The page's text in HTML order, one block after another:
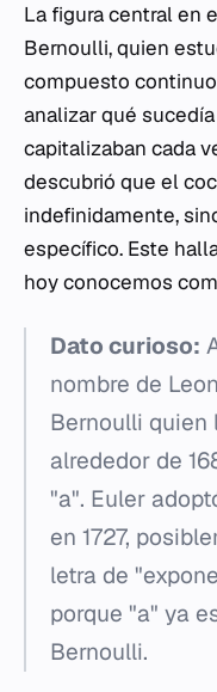
La figura central en
Bernoulli, quien
compuesto
analizar qué
capitalizaban cada
descubrió que el
indefinidamente,
específico. Este
hoy conocemos
Dato curioso:
nombre de
Bernoulli quien
alrededor de
"a". Euler
en 1727,
letra de
porque "a" ya
Bernoulli.